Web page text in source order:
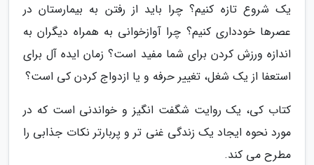
یک شروع تازه کنیم؟ چرا باید از رفتن به بیمارستان در
عصرها خودداری کنیم؟ چرا آوازخوانی به همراه دیگران به
اندازه ورزش کردن برای شما مفید است؟ زمان ایده آل برای
استعفا از یک شغل، تغییر حرفه و یا ازدواج کردن کی است؟
کتاب کی، یک روایت شگفت انگیز و خواندنی است که در
مورد نحوه ایجاد یک زندگی غنی تر و پربارتر نکات جذابی را
مطرح می کند.